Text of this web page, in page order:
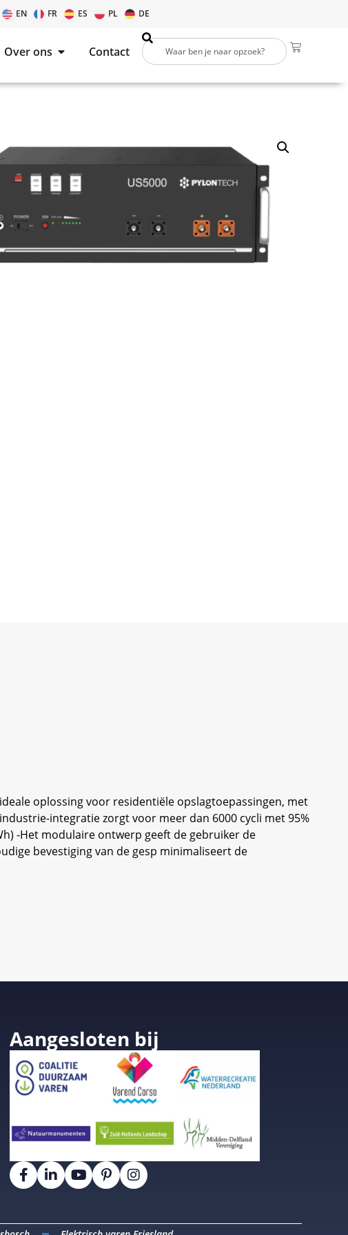
EN FR ES PL DE
Over ons Contact
oplossing voor residentiële opslagtoepassingen, met
integratie zorgt voor meer dan 6000 cycli met 95%
-Het modulaire ontwerp geeft de gebruiker de
bevestiging van de gesp minimaliseert de
Aangesloten bij